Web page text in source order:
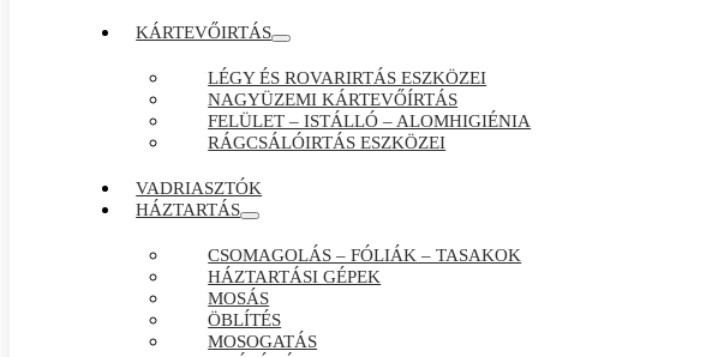
KÁRTEVŐIRTÁS
LÉGY ÉS ROVARIRTÁS ESZKÖZEI
NAGYÜZEMI KÁRTEVŐÍRTÁS
FELÜLET – ISTÁLLÓ – ALOMHIGIÉNIA
RÁGCSÁLÓIRTÁS ESZKÖZEI
VADRIASZTÓK
HÁZTARTÁS
CSOMAGOLÁS – FÓLIÁK – TASAKOK
HÁZTARTÁSI GÉPEK
MOSÁS
ÖBLÍTÉS
MOSOGATÁS